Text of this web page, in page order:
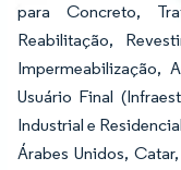
para Concreto,
Reabilitação,
Impermeabilização,
Usuário Final
Industrial e
Árabes Unidos,